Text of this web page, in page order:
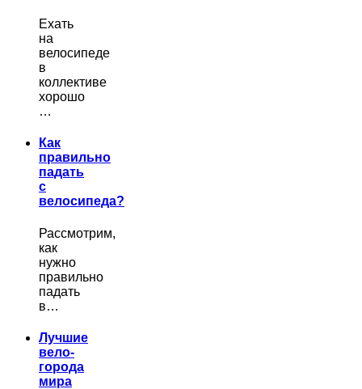
Ехать
на
велосипеде
в
коллективе
хорошо
…
Как
правильно
падать
с
велосипеда?
Рассмотрим,
как
нужно
правильно
падать
в…
Лучшие
вело-
города
мира